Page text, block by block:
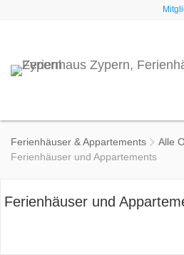
Ferienhäuser & Appartements
Alle
Ferienhäuser und Appartements
Ferienhäuser und